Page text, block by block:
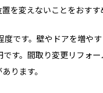
を変えないことをおすす
です。壁やドアを増や
す。間取り変更リフォ
ります。